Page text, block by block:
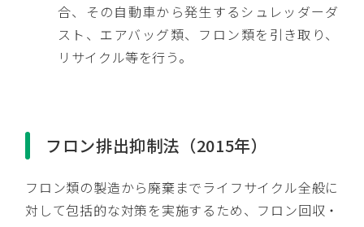
合、その自動車から発生するシュレッダーダ
スト、エアバッグ類、フロン類を引き取り、
リサイクル等を行う。
フロン排出抑制法（2015年）
フロン類の製造から廃棄までライフサイクル全般に
対して包括的な対策を実施するため、フロン回収・